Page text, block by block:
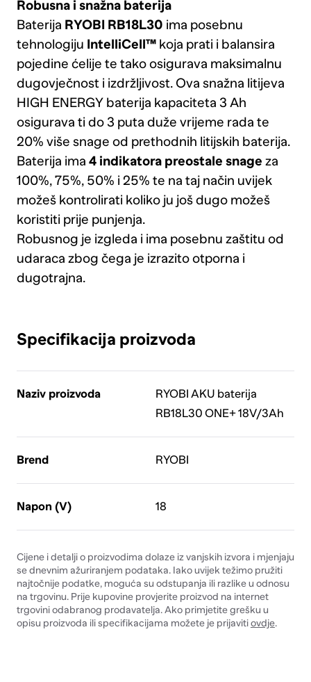
Robusna i snažna baterija
Baterija RYOBI RB18L30 ima posebnu
tehnologiju IntelliCell™koja prati i balansira
pojedine ćelije te tako osigurava maksimalnu
dugovječnost i izdržljivost. Ova snažna litijeva
HIGH ENERGY baterija kapaciteta 3 Ah
osigurava ti do 3 puta duže vrijeme rada te
20% više snage od prethodnih litijskih baterija.
Baterija ima 4 indikatora preostale snage za
100%, 75%, 50% i 25% te na taj način uvijek
možeš kontrolirati koliko ju još dugo možeš
koristiti prije punjenja.
Robusnog je izgleda i ima posebnu zaštitu od
udaraca zbog čega je izrazito otporna i
dugotrajna.
Specifikacija proizvoda
Naziv proizvoda
RYOBI AKU baterija
RB18L30 ONE+ 18V/3Ah
Brend RYOBI
Napon (V) 18
Cijene i detalji o proizvodima dolaze iz vanjskih izvora i mjenjaju
se dnevnim ažuriranjem podataka. Iako uvijek težimo pružiti
najtočnije podatke, moguća su odstupanja ili razlike u odnosu
na trgovinu. Prije kupovine provjerite proizvod na internet
trgovini odabranog prodavatelja. Ako primjetite grešku u
opisu proizvoda ili specifikacijama možete je prijavitiovdje.